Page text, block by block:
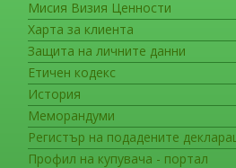
Мисия Визия Ценности
Харта за клиента
Защита на личните данни
Етичен кодекс
История
Меморандуми
Регистър на подадените
Профил на купувача - портал
от
Комитетът по
препоръки за
обратима